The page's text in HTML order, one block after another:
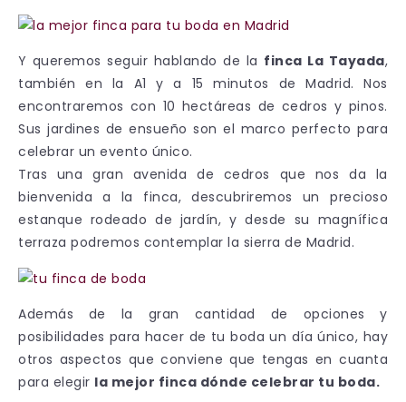
Y queremos seguir hablando de la finca La Tayada,
también en la A1 y a 15 minutos de Madrid. Nos
encontraremos con 10 hectáreas de cedros y pinos.
Sus jardines de ensueño son el marco perfecto para
celebrar un evento único.
Tras una gran avenida de cedros que nos da la
bienvenida a la finca, descubriremos un precioso
estanque rodeado de jardín, y desde su magnífica
terraza podremos contemplar la sierra de Madrid.
Además de la gran cantidad de opciones y
posibilidades para hacer de tu boda un día único, hay
otros aspectos que conviene que tengas en cuanta
para elegir la mejor finca dónde celebrar tu boda.